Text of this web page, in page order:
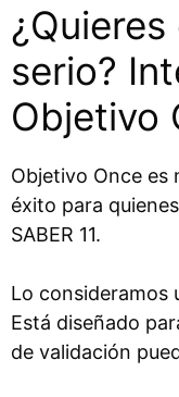
serio?
Objetivo
Objetivo Once es
éxito para
SABER 11.
Lo consideramos
Está diseñado
de validación